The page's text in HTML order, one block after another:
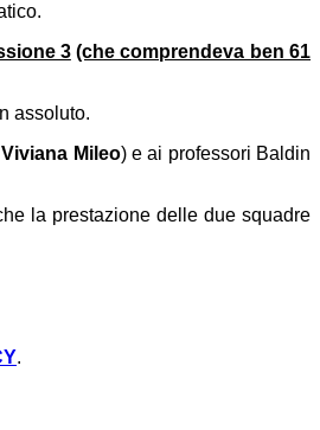
3 (che comprendeva ben 61
assoluto.
Mileo) e ai professori Baldin
la prestazione delle due squadre
.